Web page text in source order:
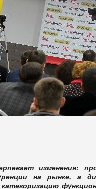
изменения:
на рынке, а